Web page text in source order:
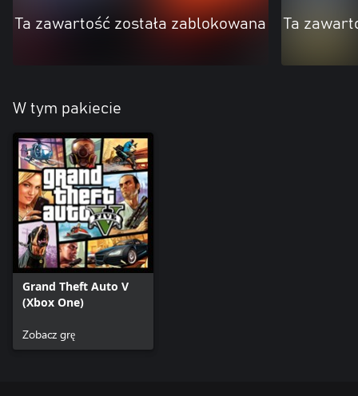
Ta zawartość została zablokowana Ta
W tym pakiecie
Grand Theft Auto V
(Xbox One)
Zobacz grę